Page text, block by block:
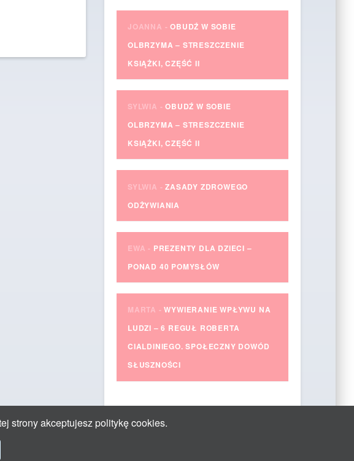
JOANNA -OBUDŹ W SOBIE
OLBRZYMA – STRESZCZENIE
KSIĄŻKI, CZĘŚĆ II
SYLWIA -OBUDŹ W SOBIE
OLBRZYMA – STRESZCZENIE
KSIĄŻKI, CZĘŚĆ II
SYLWIA -ZASADY ZDROWEGO
ODŻYWIANIA
EWA - PREZENTY DLA DZIECI –
PONAD 40 POMYSŁÓW
MARTA -WYWIERANIE WPŁYWU NA
LUDZI – 6 REGUŁ ROBERTA
CIALDINIEGO. SPOŁECZNY DOWÓD
SŁUSZNOŚCI
strony akceptujesz politykę cookies.